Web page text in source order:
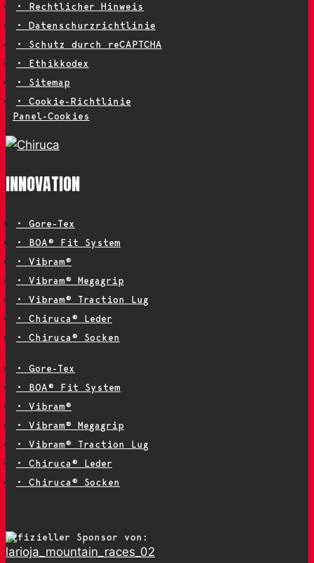
• Rechtlicher Hinweis
• Datenschurzrichtlinie
• Schutz durch reCAPTCHA
• Ethikkodex
• Sitemap
• Cookie-Richtlinie
Panel-Cookies
INNOVATION
• Gore-Tex
• BOA® Fit System
• Vibram®
• Vibram® Megagrip
• Vibram® Traction Lug
• Chiruca® Leder
• Chiruca® Socken
• Gore-Tex
• BOA® Fit System
• Vibram®
• Vibram® Megagrip
• Vibram® Traction Lug
• Chiruca® Leder
• Chiruca® Socken
Offizieller Sponsor von: